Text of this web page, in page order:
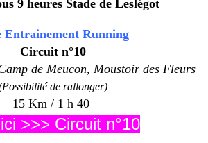
9 heures Stade de Leslégot
Entrainement Running
Circuit n°10
de Meucon, Moustoir des Fleurs
de rallonger)
15 Km / 1 h 40
>>> Circuit n°10